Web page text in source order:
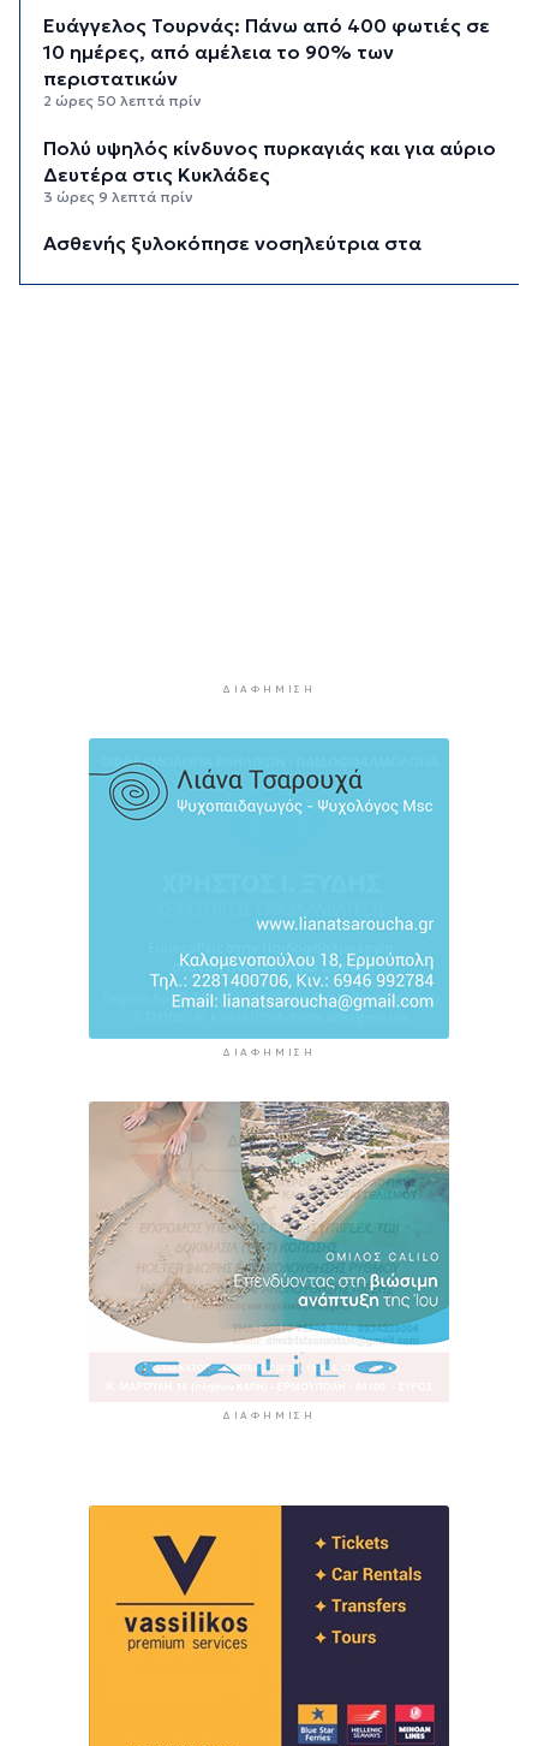
Ευάγγελος Τουρνάς: Πάνω από 400 φωτιές σε
10 ημέρες, από αμέλεια το 90% των
περιστατικών
2 ώρες 50 λεπτά πρίν
Πολύ υψηλός κίνδυνος πυρκαγιάς και για αύριο
Δευτέρα στις Κυκλάδες
3 ώρες 9 λεπτά πρίν
Ασθενής ξυλοκόπησε νοσηλεύτρια στα
πνίγηκε ο 4χρονος
6 ώρες 2 λεπτά πρίν
ΔΙΑΦΉΜΙΣΗ
ΔΙΑΦΉΜΙΣΗ
ΔΙΑΦΉΜΙΣΗ